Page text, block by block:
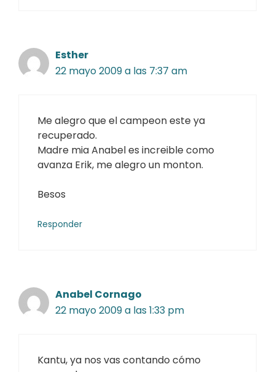
Esther
22 mayo 2009 a las 7:37 am
Me alegro que el campeon este ya
recuperado.
Madre mia Anabel es increible como
avanza Erik, me alegro un monton.
Besos
Responder
Anabel Cornago
22 mayo 2009 a las 1:33 pm
Kantu, ya nos vas contando cómo